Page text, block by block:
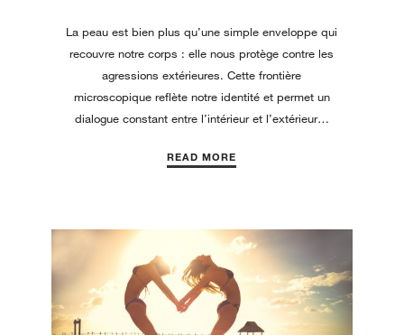
La peau est bien plus qu’une simple enveloppe qui
recouvre notre corps : elle nous protège contre les
agressions extérieures. Cette frontière
microscopique reflète notre identité et permet un
dialogue constant entre l’intérieur et l’extérieur…
READ MORE